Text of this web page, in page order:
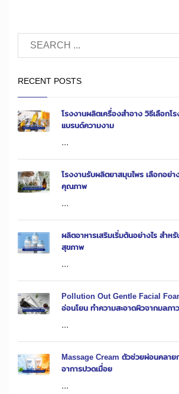
RECENT POSTS
โรงงานผลิตเครื่องสำอาง วิธีเลือกโ
แบรนด์ความงาม
...
โรงงานรับผลิตยาสมุนไพร เลือกอย่
คุณภาพ
...
ผลิตอาหารเสริมเริ่มต้นอย่างไร สำห
สุขภาพ
...
Pollution Out Gentle Facial
อ่อนโยน ทำความสะอาดผิวจากมลภา
...
Massage Cream ตัวช่วยผ่อนคลาย
อาการปวดเมื่อย
...